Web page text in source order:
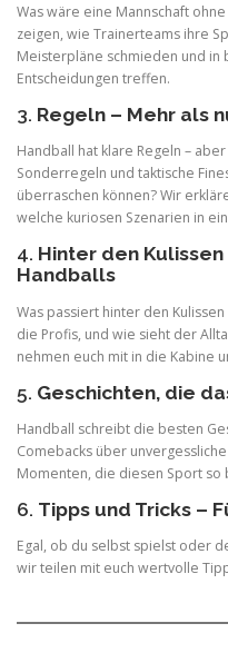
Was wäre eine Mannschaft
zeigen, wie Trainerteams ihre
Meisterpläne schmieden und
Entscheidungen treffen.
3. Regeln – Mehr als
Handball hat klare Regeln –
Sonderregeln und taktische
überraschen können? Wir
welche kuriosen Szenarien in
4. Hinter den
Handballs
Was passiert hinter den
die Profis, und wie sieht der
nehmen euch mit in die Kabine
5. Geschichten, die
Handball schreibt die besten
Comebacks über
Momenten, die diesen Sport so
6. Tipps und Tricks –
Egal, ob du selbst spielst oder
wir teilen mit euch wertvolle